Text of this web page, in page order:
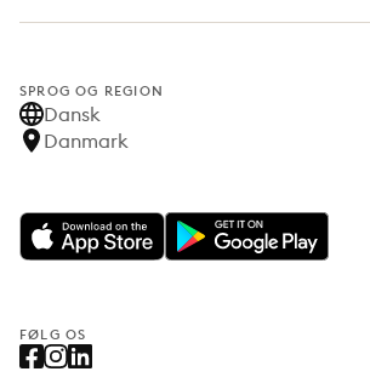
SPROG OG REGION
Dansk
Danmark
FØLG OS